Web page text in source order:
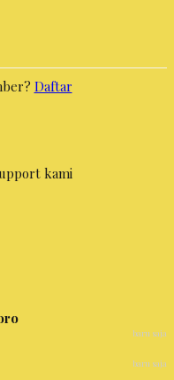
Daftar
kami
baru saja
baru saja